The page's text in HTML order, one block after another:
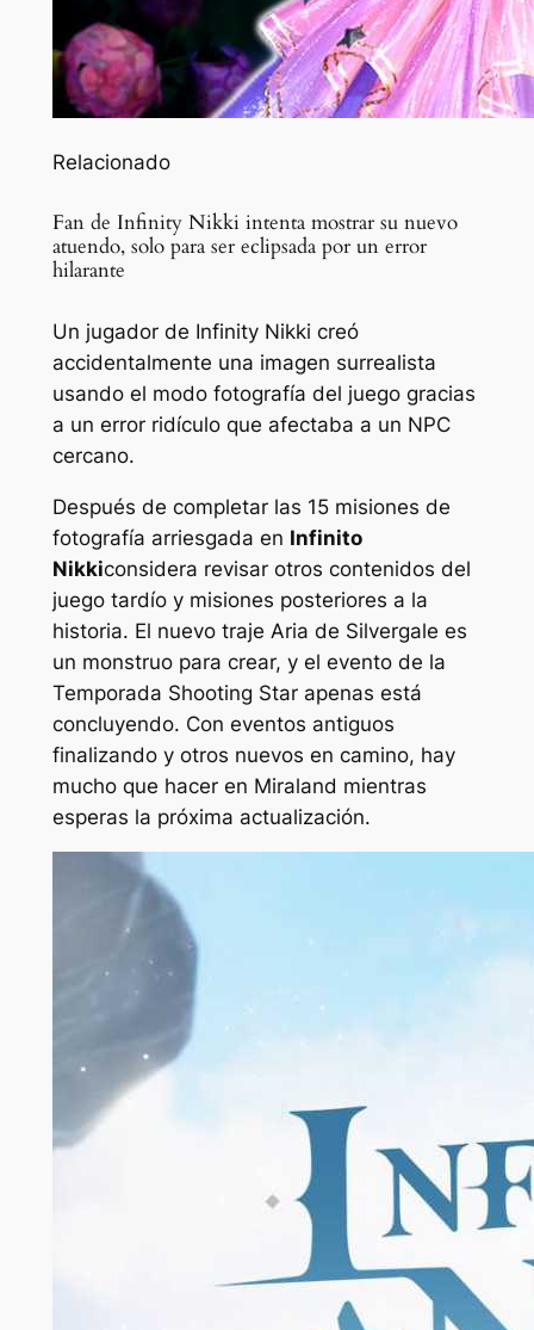
Relacionado
Fan de Infinity Nikki intenta mostrar su nuevo
atuendo, solo para ser eclipsada por un error
hilarante
Un jugador de Infinity Nikki creó
accidentalmente una imagen surrealista
usando el modo fotografía del juego gracias
a un error ridículo que afectaba a un NPC
cercano.
Después de completar las 15 misiones de
fotografía arriesgada en Infinito
Nikkiconsidera revisar otros contenidos del
juego tardío y misiones posteriores a la
historia. El nuevo traje Aria de Silvergale es
un monstruo para crear, y el evento de la
Temporada Shooting Star apenas está
concluyendo. Con eventos antiguos
finalizando y otros nuevos en camino, hay
mucho que hacer en Miraland mientras
esperas la próxima actualización.